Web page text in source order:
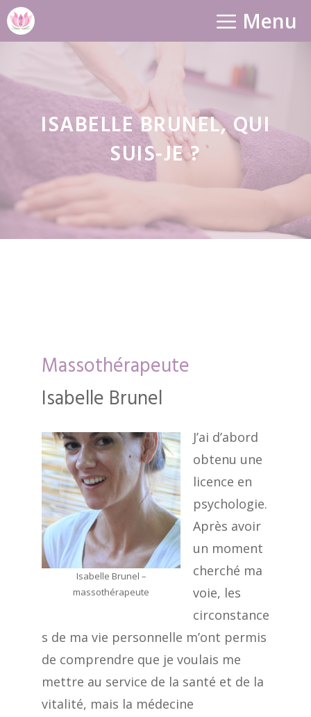
Aller
au
Menu
ISABELLE BRUNEL, QUI
SUIS-JE ?
Massothérapeute
Isabelle Brunel
Isabelle Brunel –
massothérapeute
J’ai d’abord
obtenu une
licence en
psychologie.
Après avoir
un moment
cherché ma
voie, les
circonstance
s de ma vie personnelle m’ont permis
de comprendre que je voulais me
mettre au service de la santé et de la
vitalité, mais la médecine